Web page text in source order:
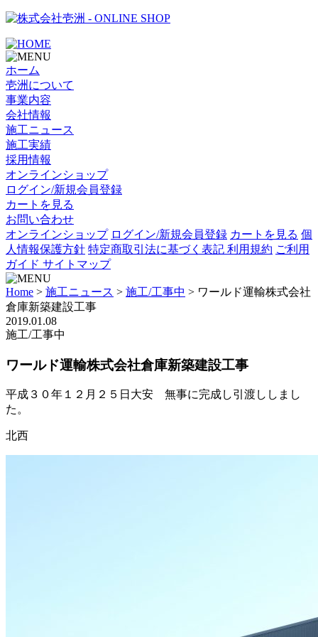
- ONLINE SHOP
ホーム
壱洲について
事業内容
会社情報
施工ニュース
施工実績
採用情報
オンラインショップ
ログイン/新規会員登録
カートを見る
お問い合わせ
オンラインショップ ログイン/新規会員登録 カートを見る 個
人情報保護方針 特定商取引法に基づく表記 利用規約 ご利用
ガイド サイトマップ
Home > 施工ニュース > 施工/工事中 > ワールド運輸株式会社
倉庫新築建設工事
2019.01.08
施工/工事中
ワールド運輸株式会社倉庫新築建設工事
平成３０年１２月２５日大安 無事に完成し引渡ししまし
た。
北西